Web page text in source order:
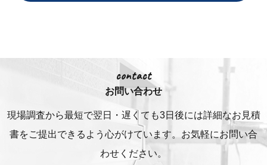
contact
お問い合わせ
現場調査から最短で翌日・遅くても3日後には詳細なお見積
書をご提出できるよう心がけています。お気軽にお問い合
わせください。